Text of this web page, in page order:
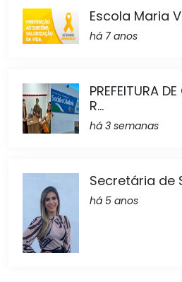
Escola Maria
há 7 anos
PREFEITURA
R...
há 3 semanas
Secretária de
há 5 anos